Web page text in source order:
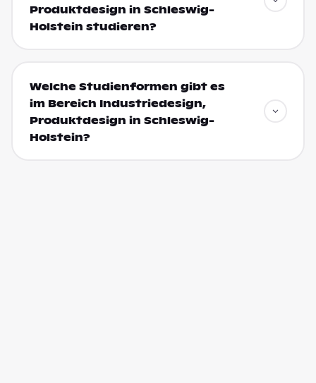
Produktdesign in Schleswig-
Holstein studieren?
Welche Studienformen gibt es
im Bereich Industriedesign,
Produktdesign in Schleswig-
Holstein?